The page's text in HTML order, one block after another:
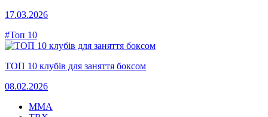
17.03.2026
#Топ 10
ТОП 10 клубів для заняття боксом
08.02.2026
MMA